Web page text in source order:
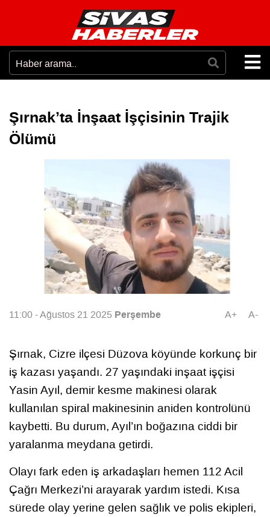
Şırnak’ta İnşaat İşçisinin Trajik
Ölümü
11:00 - Ağustos 21 2025 Perşembe A+ A-
Şırnak, Cizre ilçesi Düzova köyünde korkunç bir
iş kazası yaşandı. 27 yaşındaki inşaat işçisi
Yasin Ayıl, demir kesme makinesi olarak
kullanılan spiral makinesinin aniden kontrolünü
kaybetti. Bu durum, Ayıl’ın boğazına ciddi bir
yaralanma meydana getirdi.
Olayı fark eden iş arkadaşları hemen 112 Acil
Çağrı Merkezi’ni arayarak yardım istedi. Kısa
sürede olay yerine gelen sağlık ve polis ekipleri,